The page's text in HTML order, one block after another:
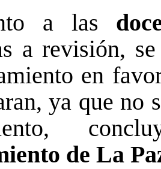
a las
a revisión,
en
ya que no
de La